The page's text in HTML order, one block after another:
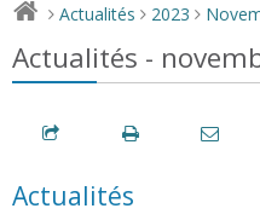
> Actualités > 2023 >
Actualités -
Actualités